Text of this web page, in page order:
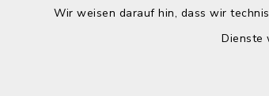
Wir weisen darauf hin, dass wir
Dienste